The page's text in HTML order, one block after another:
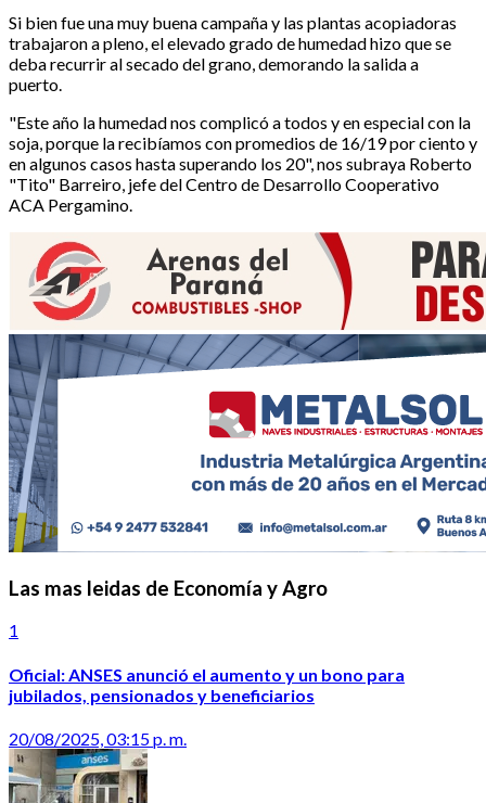
Si bien fue una muy buena campaña y las plantas acopiadoras
trabajaron a pleno, el elevado grado de humedad hizo que se
deba recurrir al secado del grano, demorando la salida a
puerto.
"Este año la humedad nos complicó a todos y en especial con la
soja, porque la recibíamos con promedios de 16/19 por ciento y
en algunos casos hasta superando los 20", nos subraya Roberto
"Tito" Barreiro, jefe del Centro de Desarrollo Cooperativo
ACA Pergamino.
Las mas leidas de Economía y Agro
1
Oficial: ANSES anunció el aumento y un bono para
jubilados, pensionados y beneficiarios
20/08/2025, 03:15 p. m.